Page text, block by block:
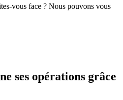
vous face ? Nous pouvons vous
ses opérations grâce